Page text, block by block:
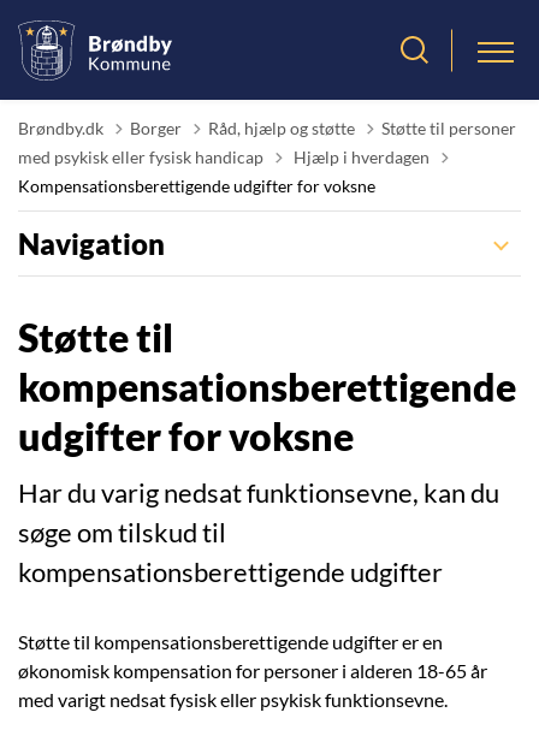
Brøndby.dk Borger Råd, hjælp og støtte
Støtte til personer
med psykisk eller fysisk handicap
Tilbage til
Hjælp i hverdagen
Kompensationsberettigende udgifter for voksne
Navigation
Støtte til
kompensationsberettigende
udgifter for voksne
Har du varig nedsat funktionsevne, kan du
søge om tilskud til
kompensationsberettigende udgifter
Støtte til kompensationsberettigende udgifter er en
økonomisk kompensation for personer i alderen 18-65 år
med varigt nedsat fysisk eller psykisk funktionsevne.